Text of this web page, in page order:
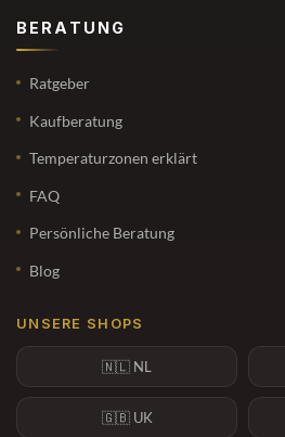
BERATUNG
Ratgeber
Kaufberatung
Temperaturzonen erklärt
FAQ
Persönliche Beratung
Blog
UNSERE SHOPS
🇳🇱 NL
🇬🇧 UK